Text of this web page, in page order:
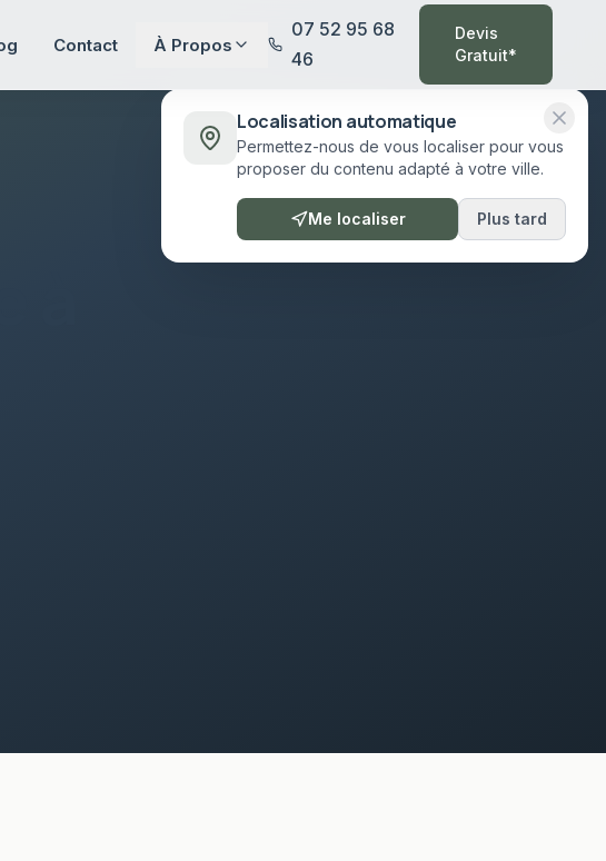
Contact À Propos
07 52 95 68
46
Devis
Gratuit*
Localisation automatique
Permettez-nous de vous localiser pour vous
proposer du contenu adapté à votre ville.
Me localiser Plus tard